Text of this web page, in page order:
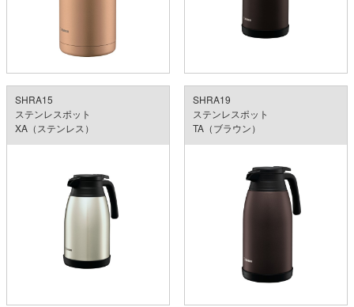
SHRA15
ステンレスポット
XA（ステンレス）
SHRA19
ステンレスポット
TA（ブラウン）